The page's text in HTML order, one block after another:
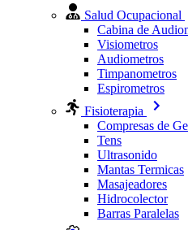
Salud Ocupacional
Cabina de
Visiometros
Audiometros
Timpanometros
Espirometros
Fisioterapia
Compresas de
Tens
Ultrasonido
Mantas Termicas
Masajeadores
Hidrocolector
Barras Paralelas